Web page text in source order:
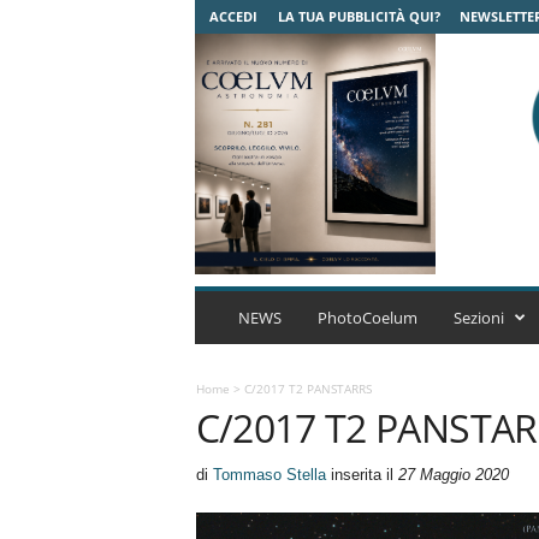
ACCEDI LA TUA PUBBLICITÀ QUI?
C
m
A
r
NEWS PhotoCoelum Sezioni
Home > C/2017 T2 PANSTARRS
C/2017 T2
di Tommaso Stellainserita il 27 Maggio 2020